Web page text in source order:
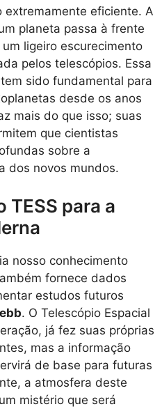
eficiente. A
planeta passa à frente
ligeiro escurecimento
pelos telescópios. Essa
sido fundamental para
desde os anos
mais do que isso; suas
que cientistas
sobre a
dos novos mundos.
para a
nosso conhecimento
fornece dados
estudos futuros
. O Telescópio Espacial
já fez suas próprias
mas a informação
de base para futuras
a atmosfera deste
mistério que será